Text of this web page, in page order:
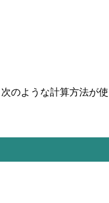
のような計算方法が使